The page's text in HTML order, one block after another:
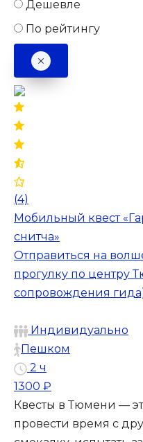
Дешевле
По рейтингу
(4)
Мобильный квест
снитча»
Отправиться на
прогулку по центру
сопровождения
Индивидуально
Пешком
2 ч
1300 ₽
Квесты в Тюмени —
провести время с